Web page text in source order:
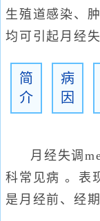
生殖道感染、
均可引起月经失
简
介
病
因
月经失调
科常见病 。表
是月经前、经